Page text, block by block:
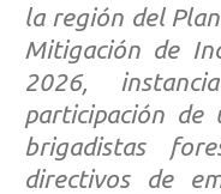
la región del
Mitigación de
2026,
participación de
brigadistas
directivos de